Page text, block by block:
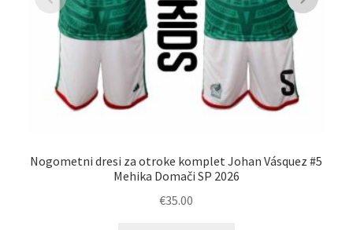
Nogometni dresi za otroke komplet Johan Vásquez #5
Mehika Domači SP 2026
€35.00